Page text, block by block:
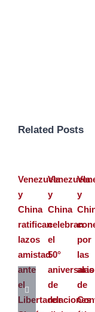
Related Posts
Venezuela
y
China
ratifican
lazos
amistad
ante
el
Libertador
Venezuela
y
China
celebran
el
50°
aniversario
de
relaciones
y
por
las
alas
de